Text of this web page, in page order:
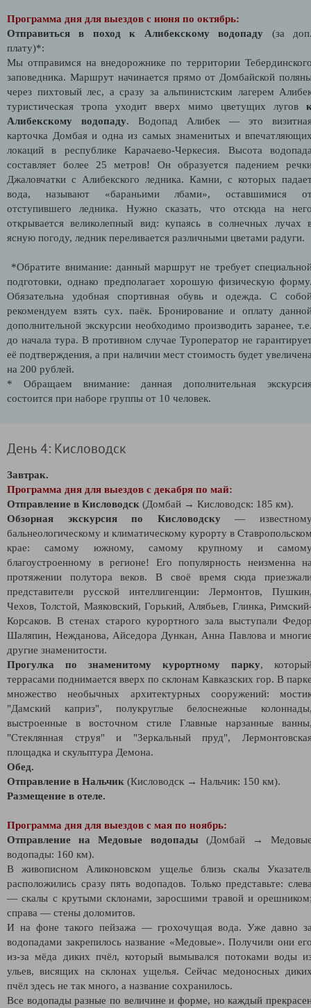
Программа дня для выездов с июня по октябрь:
Отправиться в поход к Алибекскому водопаду (за
плату)*:
Мы отправимся на внедорожнике по территории
заповедника. Маршрут начинается прямо от Домбайской
через пихтовый лес, а сразу за альпинистским лагерем
туристическая тропа уходит вверх мимо цветущих лугов
Алибекскому водопаду. Водопад Алибек — это
карточка Домбая и одна из самых знаменитых и
локаций в республике Карачаево-Черкесия. Высота
составляет более 25 метров! Он образуется падением
Джаловчатки с Алибекского ледника. Камни, с которых
вода, называют «бараньими лбами», оставшимися
отступившего ледника. Нужно сказать, что отсюда на
открывается великолепный вид: купаясь в солнечных лучах
ясную погоду, ледник переливается различными цветами радуги.
*Обратите внимание: данный маршрут не требует
подготовки, однако предполагает хорошую физическую
Обязательна удобная спортивная обувь и одежда. С
рекомендуем взять сух. паёк. Бронирование и оплату
дополнительной экскурсии необходимо производить заранее,
до начала тура. В противном случае Туроператор не
её подтверждения, а при наличии мест стоимость будет
на 200 рублей.
* Обращаем внимание: данная дополнительная
состоится при наборе группы от 10 человек.
День 4: Кисловодск
Завтрак.
Программа дня для выездов с декабря по май:
Отправление в Кисловодск (Домбай → Кисловодск: 185 км).
Обзорная экскурсия по Кисловодску—
бальнеологическому и климатическому курорту в
крае: самому южному, самому крупному и
благоустроенному в регионе! Его популярность неизменна
протяжении полутора веков. В своё время сюда
представители русской интеллигенции: Лермонтов,
Чехов, Толстой, Маяковский, Горький, Алябьев, Глинка,
Корсаков. В стенах старого курортного зала выступали
Шаляпин, Нежданова, Айседора Дункан, Анна Павлова и
другие знаменитости.
Прогулка по знаменитому курортному парку,
террасами поднимается вверх по склонам Кавказских гор. В
множество необычных архитектурных сооружений:
"Дамский каприз", полукруглые белоснежные
выстроенные в восточном стиле Главные нарзанные
"Стеклянная струя" и "Зеркальный пруд",
площадка и скульптура Демона.
Обед.
Отправление в Нальчик (Кисловодск → Нальчик: 150 км).
Размещение в отеле.
Программа дня для выездов с мая по ноябрь:
Отправление на Медовые водопады (Домбай →
водопады: 160 км).
В живописном Аликоновском ущелье близь скалы
расположились сразу пять водопадов. Только представьте:
— скалы с крутыми склонами, заросшими травой и
справа — стены доломитов.
И на фоне такого пейзажа — грохочущая вода. Уже давно
водопадами закрепилось название «Медовые». Получили они
из-за мёда диких пчёл, который вымывался потоками воды
ульев, висящих на склонах ущелья. Сейчас медоносных
пчёл здесь не так много, а название сохранилось.
Все водопады разные по величине и форме, но каждый